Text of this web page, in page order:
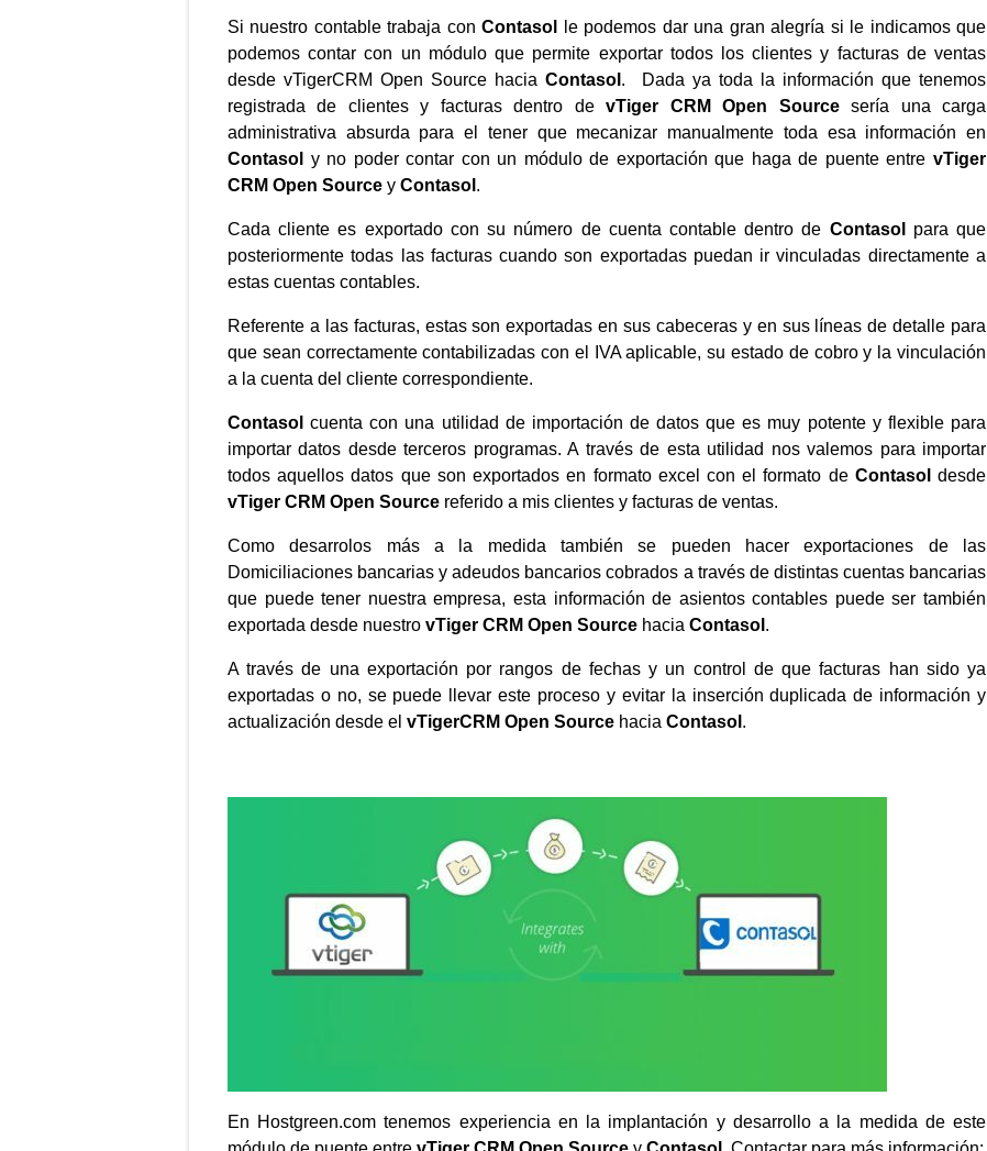
Si nuestro contable trabaja conContasol
le podemos dar una gran alegría si le indicamos que
podemos contar con un módulo que permite exportar todos los clientes y facturas de ventas
desde vTigerCRM Open Source haciaContasol . Dada ya toda la información que tenemos
registrada de clientes y facturas dentro devTiger CRM Open Sourcesería una carga
administrativa absurda para el tener que mecanizar manualmente toda esa información en
Contasol
y no poder contar con un módulo de exportación que haga de puente entre vTiger
CRM Open Source y Contasol .
Cada cliente es exportado con su número de cuenta contable dentro de Contasol
para que
posteriormente todas las facturas cuando son exportadas puedan ir vinculadas directamente a
estas cuentas contables.
Referente a las facturas, estas son exportadas en sus cabeceras y en sus líneas de detalle para
que sean correctamente contabilizadas con el IVA aplicable, su estado de cobro y la vinculación
a la cuenta del cliente correspondiente.
Contasolcuenta con una utilidad de importación de datos que es muy potente y flexible para
importar datos desde terceros programas. A través de esta utilidad nos valemos para importar
todos aquellos datos que son exportados en formato excel con el formato de Contasol desde
vTiger CRM Open Source referido a mis clientes y facturas de ventas.
Como desarrolos más a la medida también se pueden hacer exportaciones de las
Domiciliaciones bancarias y adeudos bancarios cobrados a través de distintas cuentas bancarias
que puede tener nuestra empresa, esta información de asientos contables puede ser también
exportada desde nuestro vTiger CRM Open Source hacia Contasol .
A través de una exportación por rangos de fechas y un control de que facturas han sido ya
exportadas o no, se puede llevar este proceso y evitar la inserción duplicada de información y
actualización desde el vTigerCRM Open Source hacia Contasol .
En Hostgreen.com tenemos experiencia en la implantación y desarrollo a la medida de este